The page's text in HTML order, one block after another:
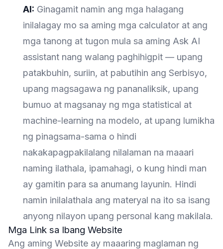
AI: Ginagamit namin ang mga halagang
inilalagay mo sa aming mga calculator at ang
mga tanong at tugon mula sa aming Ask AI
assistant nang walang paghihigpit — upang
patakbuhin, suriin, at pabutihin ang Serbisyo,
upang magsagawa ng pananaliksik, upang
bumuo at magsanay ng mga statistical at
machine-learning na modelo, at upang lumikha
ng pinagsama-sama o hindi
nakakapagpakilalang nilalaman na maaari
naming ilathala, ipamahagi, o kung hindi man
ay gamitin para sa anumang layunin. Hindi
namin inilalathala ang materyal na ito sa isang
anyong nilayon upang personal kang makilala.
Mga Link sa Ibang Website
Ang aming Website ay maaaring maglaman ng